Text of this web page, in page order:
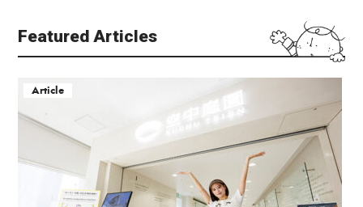
Featured Articles
Article